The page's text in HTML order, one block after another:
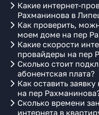
Какие интернет-
Рахманинова в
Как проверить,
моем доме на пер
Какие скорости
провайдеры на пер
Сколько стоит
абонентская плата?
Как оставить
на пер
Сколько времени
интернета в